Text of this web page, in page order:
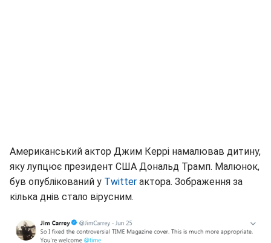
Американський актор Джим Керрі намалював дитину,
яку лупцює президент США Дональд Трамп. Малюнок,
був опублікований у Twitter актора. Зображення за
кілька днів стало вірусним.